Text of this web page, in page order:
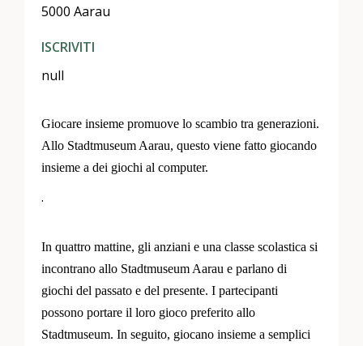
5000 Aarau
ISCRIVITI
null
Giocare insieme promuove lo scambio tra generazioni.
Allo Stadtmuseum Aarau, questo viene fatto giocando
insieme a dei giochi al computer.
.
In quattro mattine, gli anziani e una classe scolastica si
incontrano allo Stadtmuseum Aarau e parlano di
giochi del passato e del presente. I partecipanti
possono portare il loro gioco preferito allo
Stadtmuseum. In seguito, giocano insieme a semplici